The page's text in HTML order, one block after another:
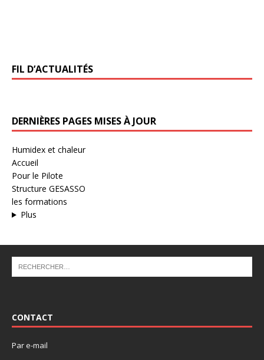
FIL D’ACTUALITÉS
DERNIÈRES PAGES MISES À JOUR
Humidex et chaleur
Accueil
Pour le Pilote
Structure GESASSO
les formations
Plus
CONTACT
Par e-mail